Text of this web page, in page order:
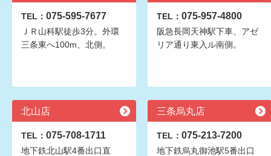
TEL： 075-595-7677
ＪＲ山科駅徒歩3分。外環
三条東へ100m、北側。
TEL： 075-957-4800
阪急長岡天神駅下車、アゼ
リア通り東入ル南側。
北山店
TEL： 075-708-1711
地下鉄北山駅4番出口直
三条烏丸店
TEL： 075-213-7200
地下鉄烏丸御池駅5番出口